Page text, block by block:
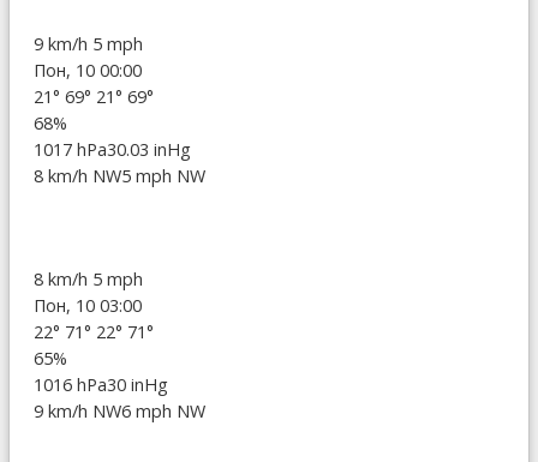
9 km/h 5 mph
Пон, 10 00:00
21° 69° 21° 69°
68%
1017 hPa30.03 inHg
8 km/h NW5 mph NW
8 km/h 5 mph
Пон, 10 03:00
22° 71° 22° 71°
65%
1016 hPa30 inHg
9 km/h NW6 mph NW